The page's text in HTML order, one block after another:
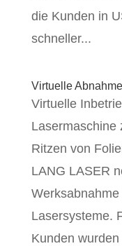
die Kunden in
schneller...
Virtuelle Abnahme
Virtuelle
Lasermaschine
Ritzen von
LANG LASER
Lasersysteme.
Kunden